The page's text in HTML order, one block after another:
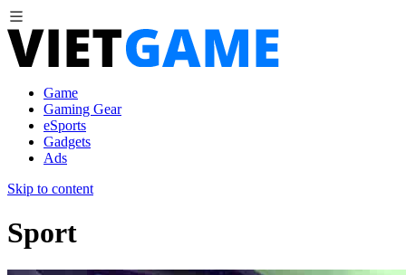
Game
Gaming Gear
eSports
Gadgets
Ads
Skip to content
Sport